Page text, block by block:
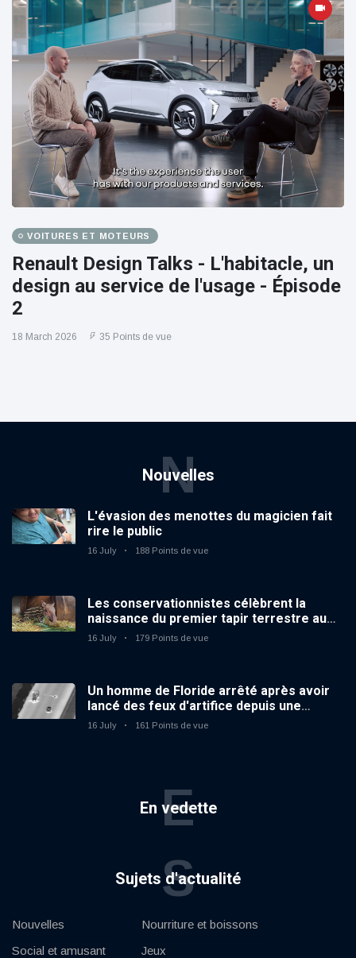
VOITURES ET MOTEURS
Renault Design Talks - L'habitacle, un
design au service de l'usage - Épisode
2
18 March 2026 35 Points de vue
Nouvelles
N
L'évasion des menottes du magicien fait
rire le public
16 July 188 Points de vue
Les conservationnistes célèbrent la
naissance du premier tapir terrestre au
zoo du Royaume-Uni depuis 14 ans
16 July 179 Points de vue
Un homme de Floride arrêté après avoir
lancé des feux d'artifice depuis une
voiture en mouvement
16 July 161 Points de vue
En vedette
E
Sujets d'actualité
S
Nouvelles
Social et amusant
Nourriture et boissons
Jeux